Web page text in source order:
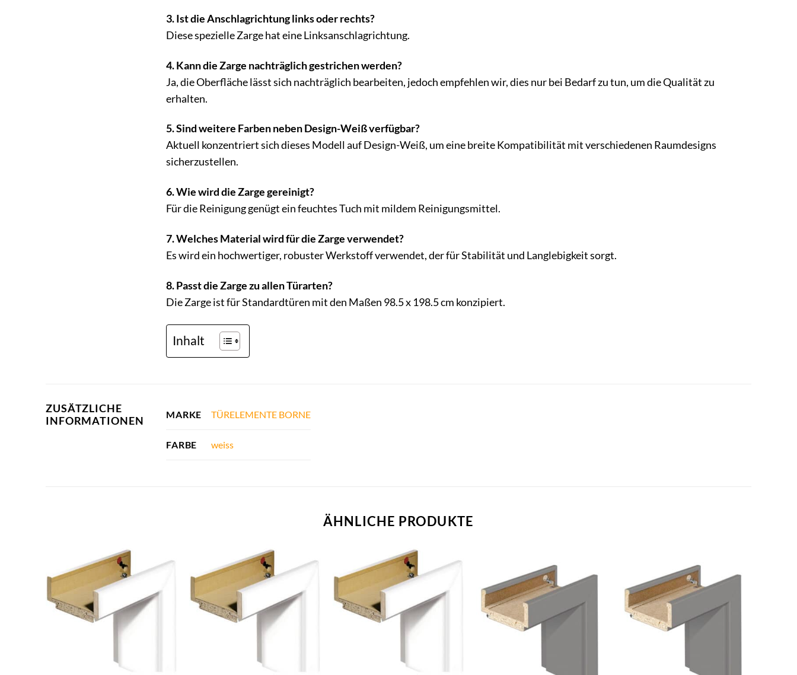
3. Ist die Anschlagrichtung links oder rechts?
Diese spezielle Zarge hat eine Linksanschlagrichtung.
4. Kann die Zarge nachträglich gestrichen werden?
Ja, die Oberfläche lässt sich nachträglich bearbeiten, jedoch empfehlen wir, dies nur bei Bedarf zu tun, um die Qualität zu
erhalten.
5. Sind weitere Farben neben Design-Weiß verfügbar?
Aktuell konzentriert sich dieses Modell auf Design-Weiß, um eine breite Kompatibilität mit verschiedenen Raumdesigns
sicherzustellen.
6. Wie wird die Zarge gereinigt?
Für die Reinigung genügt ein feuchtes Tuch mit mildem Reinigungsmittel.
7. Welches Material wird für die Zarge verwendet?
Es wird ein hochwertiger, robuster Werkstoff verwendet, der für Stabilität und Langlebigkeit sorgt.
8. Passt die Zarge zu allen Türarten?
Die Zarge ist für Standardtüren mit den Maßen 98.5 x 198.5 cm konzipiert.
Inhalt
ZUSÄTZLICHE
INFORMATIONEN
MARKE TÜRELEMENTE BORNE
FARBE weiss
ÄHNLICHE PRODUKTE